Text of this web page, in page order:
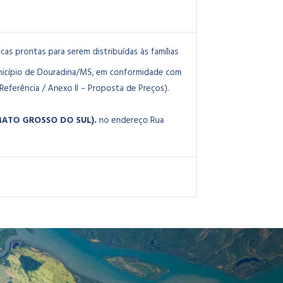
prontas para serem distribuídas às famílias
de Douradina/MS, em conformidade com
/ Anexo II – Proposta de Preços).
GROSSO DO SUL).no endereço Rua